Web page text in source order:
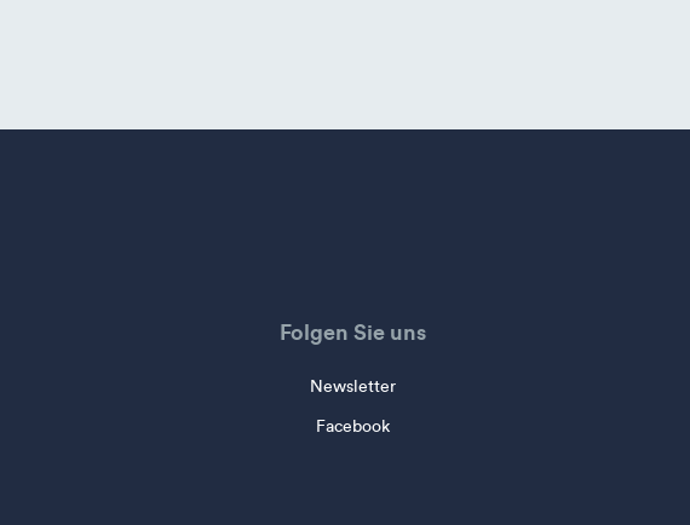
Folgen Sie uns
Newsletter
Facebook